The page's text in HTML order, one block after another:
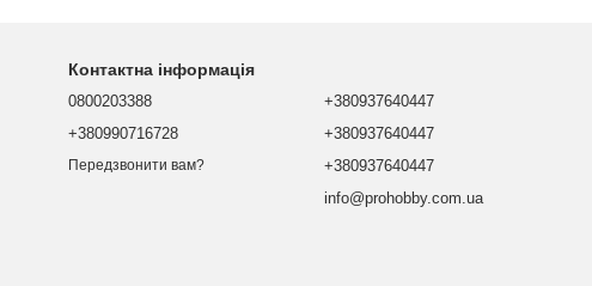
Контактна інформація
0800203388
+380990716728
Передзвонити вам?
+380937640447
+380937640447
+380937640447
info@prohobby.com.ua